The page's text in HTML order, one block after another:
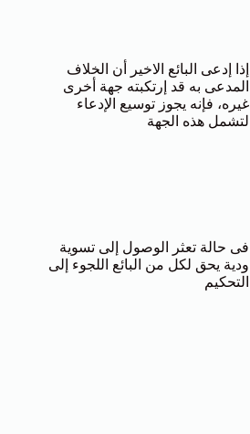
إذا إدعى البائع الاخير أن الخلاف
المدعى به قد إرتكبته جهة أخرى
غيره، فإنه يجوز توسيع الإدعاء
لتشمل هذه الجهة
فى حالة تعثر الوصول إلى تسوية
ودية يحق لكل من البائع اللجوء إلى
التحكيم